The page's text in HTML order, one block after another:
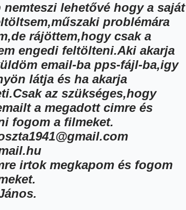
nemteszi lehetővé hogy a saját
problémára
rájöttem,hogy csak a
engedi feltölteni.Aki akarja
email-ba pps-fájl-ba,igy
látja és ha akarja
az szükséges,hogy
a megadott cimre és
fogom a filmeket.
irtok megkapom és fogom